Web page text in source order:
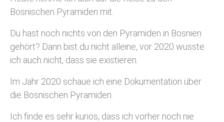
Bosnischen Pyramiden mit.
Du hast noch nichts von den Pyramiden in Bosnien
gehört? Dann bist du nicht alleine, vor 2020 wusste
ich auch nicht, dass sie existieren.
Im Jahr 2020 schaue ich eine Dokumentation über
die Bosnischen Pyramiden.
Ich finde es sehr kurios, dass ich vorher noch nie